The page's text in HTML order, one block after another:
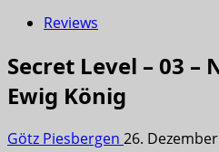
Reviews
Secret Level – 03 –
Ewig König
Götz Piesbergen 26.